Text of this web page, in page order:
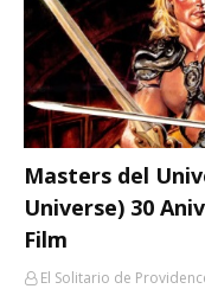
Masters del
Universe) 30
Film
El Solitario de